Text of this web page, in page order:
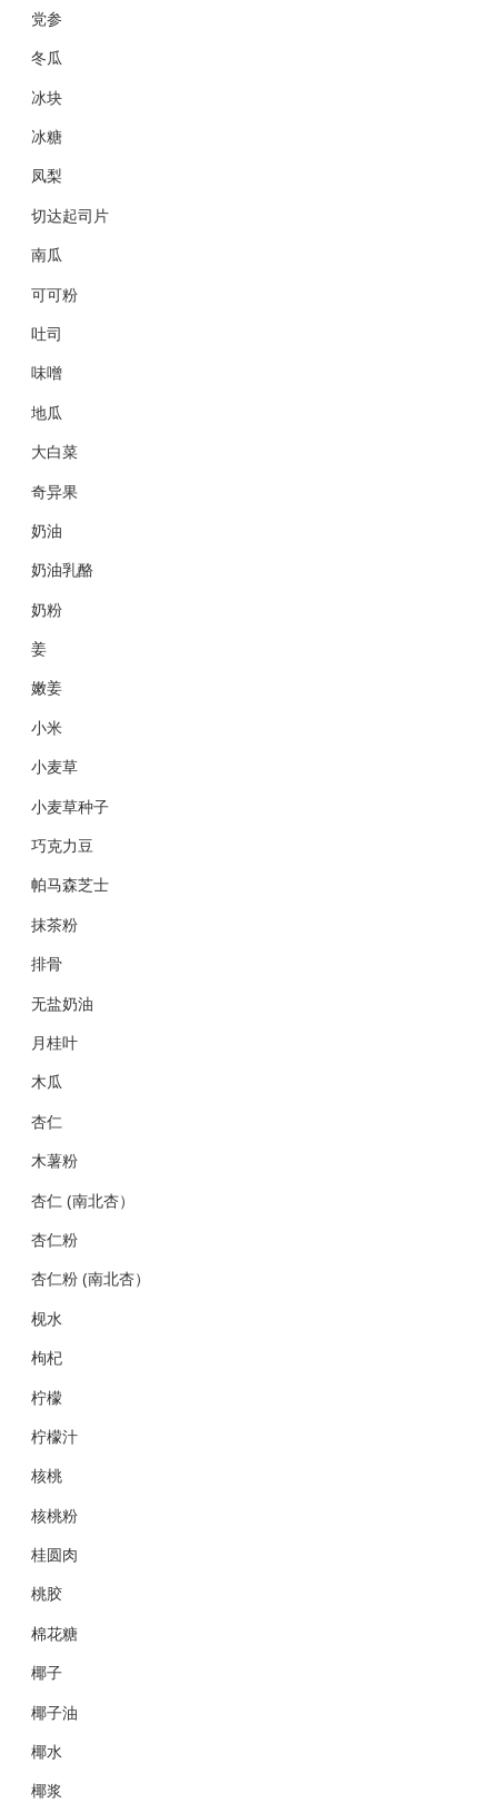
党参
冬瓜
冰块
冰糖
凤梨
切达起司片
南瓜
可可粉
吐司
味噌
地瓜
大白菜
奇异果
奶油
奶油乳酪
奶粉
姜
嫩姜
小米
小麦草
小麦草种子
巧克力豆
帕马森芝士
抹茶粉
排骨
无盐奶油
月桂叶
木瓜
杏仁
木薯粉
杏仁 (南北杏）
杏仁粉
杏仁粉 (南北杏）
枧水
枸杞
柠檬
柠檬汁
核桃
核桃粉
桂圆肉
桃胶
棉花糖
椰子
椰子油
椰水
椰浆